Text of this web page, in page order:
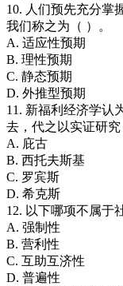
10. 人们预先充分掌
我们称之为（ ）。
A. 适应性预期
B. 理性预期
C. 静态预期
D. 外推型预期
11. 新福利经济学认
去，代之以实证研究
A. 庇古
B. 西托夫斯基
C. 罗宾斯
D. 希克斯
12. 以下哪项不属于
A. 强制性
B. 营利性
C. 互助互济性
D. 普遍性